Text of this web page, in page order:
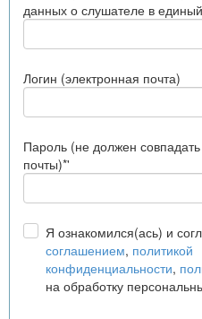
данных о слушателе в
Логин (электронная почта)
Пароль (не должен
почты)*'
Я ознакомился(ась) и
соглашением, политикой
конфиденциальности,
на обработку